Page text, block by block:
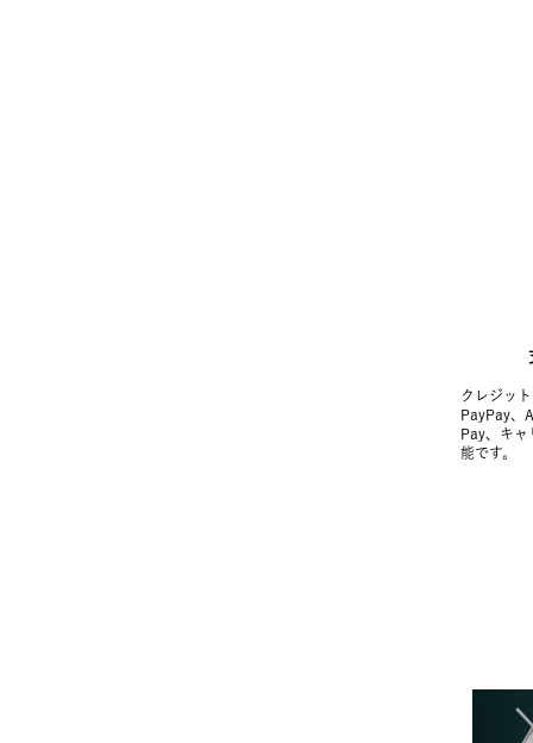
クレジッ
PayPay、
Pay、キャ
能です。